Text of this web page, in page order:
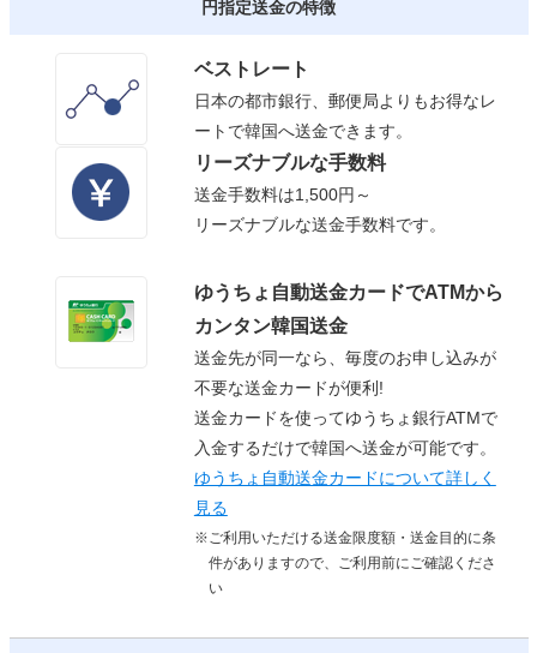
円指定送金の特徴
ベストレート
日本の都市銀行、郵便局よりもお得なレ
ートで韓国へ送金できます。
リーズナブルな手数料
送金手数料は1,500円～
リーズナブルな送金手数料です。
ゆうちょ自動送金カードでATMから
カンタン韓国送金
送金先が同一なら、毎度のお申し込みが
不要な送金カードが便利!
送金カードを使ってゆうちょ銀行ATMで
入金するだけで韓国へ送金が可能です。
ゆうちょ自動送金カードについて詳しく
見る
※ご利用いただける送金限度額・送金目的に条
件がありますので、ご利用前にご確認くださ
い